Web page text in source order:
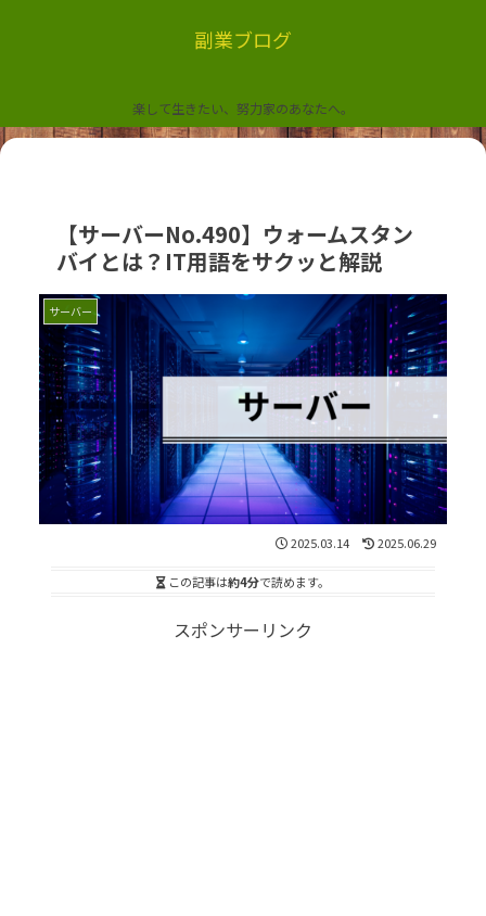
副業ブログ
楽して生きたい、努力家のあなたへ。
【サーバーNo.490】ウォームスタン
バイとは？IT用語をサクッと解説
サーバー
2025.03.14 2025.06.29
この記事は約4分で読めます。
スポンサーリンク